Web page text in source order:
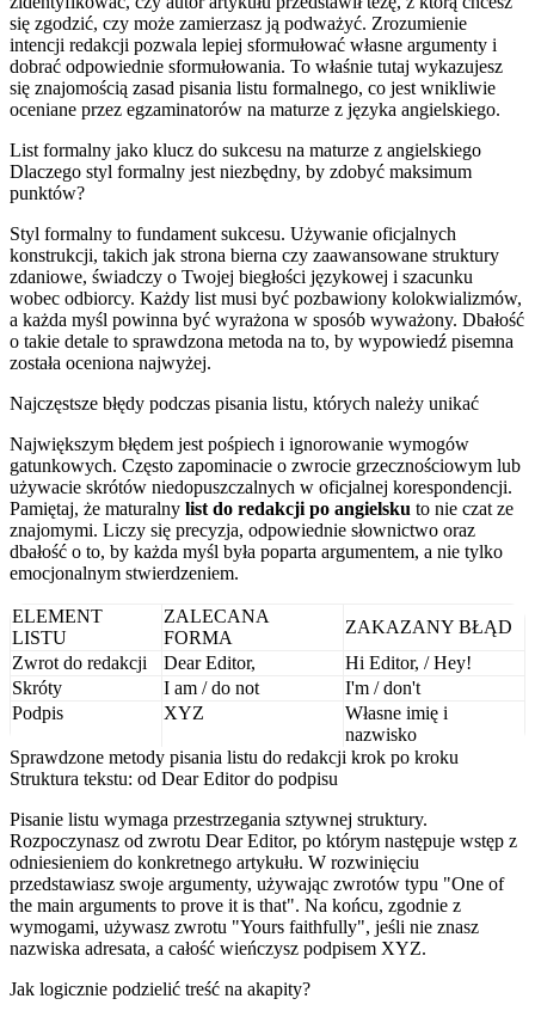
się zgodzić, czy może zamierzasz ją podważyć. Zrozumienie
intencji redakcji pozwala lepiej sformułować własne argumenty i
dobrać odpowiednie sformułowania. To właśnie tutaj wykazujesz
się znajomością zasad pisania listu formalnego, co jest wnikliwie
oceniane przez egzaminatorów na maturze z języka angielskiego.
List formalny jako klucz do sukcesu na maturze z angielskiego
Dlaczego styl formalny jest niezbędny, by zdobyć maksimum
punktów?
Styl formalny to fundament sukcesu. Używanie oficjalnych
konstrukcji, takich jak strona bierna czy zaawansowane struktury
zdaniowe, świadczy o Twojej biegłości językowej i szacunku
wobec odbiorcy. Każdy list musi być pozbawiony kolokwializmów,
a każda myśl powinna być wyrażona w sposób wyważony. Dbałość
o takie detale to sprawdzona metoda na to, by wypowiedź pisemna
została oceniona najwyżej.
Najczęstsze błędy podczas pisania listu, których należy unikać
Największym błędem jest pośpiech i ignorowanie wymogów
gatunkowych. Często zapominacie o zwrocie grzecznościowym lub
używacie skrótów niedopuszczalnych w oficjalnej korespondencji.
Pamiętaj, że maturalny list do redakcji po angielsku to nie czat ze
znajomymi. Liczy się precyzja, odpowiednie słownictwo oraz
dbałość o to, by każda myśl była poparta argumentem, a nie tylko
emocjonalnym stwierdzeniem.
ELEMENT
LISTU
ZALECANA
FORMA
ZAKAZANY BŁĄD
Zwrot do redakcji
Dear Editor,
Hi Editor, / Hey!
Skróty
I am / do not
I'm / don't
Podpis
XYZ
Własne imię i
nazwisko
Sprawdzone metody pisania listu do redakcji krok po kroku
Struktura tekstu: od Dear Editor do podpisu
Pisanie listu wymaga przestrzegania sztywnej struktury.
Rozpoczynasz od zwrotu Dear Editor, po którym następuje wstęp z
odniesieniem do konkretnego artykułu. W rozwinięciu
przedstawiasz swoje argumenty, używając zwrotów typu "One of
the main arguments to prove it is that". Na końcu, zgodnie z
wymogami, używasz zwrotu "Yours faithfully", jeśli nie znasz
nazwiska adresata, a całość wieńczysz podpisem XYZ.
Jak logicznie podzielić treść na akapity?